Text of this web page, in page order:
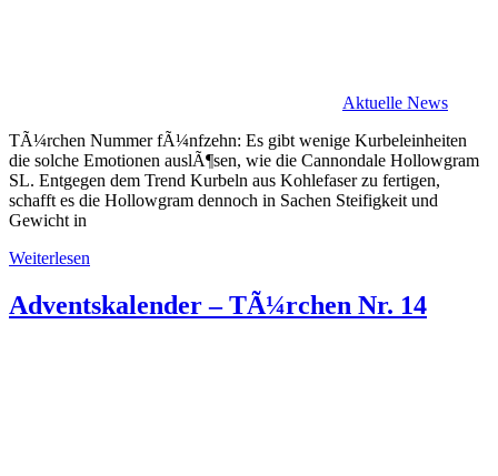
Aktuelle News
TÃ¼rchen Nummer fÃ¼nfzehn: Es gibt wenige Kurbeleinheiten
die solche Emotionen auslÃ¶sen, wie die Cannondale Hollowgram
SL. Entgegen dem Trend Kurbeln aus Kohlefaser zu fertigen,
schafft es die Hollowgram dennoch in Sachen Steifigkeit und
Gewicht in
Weiterlesen
Adventskalender – TÃ¼rchen Nr. 14